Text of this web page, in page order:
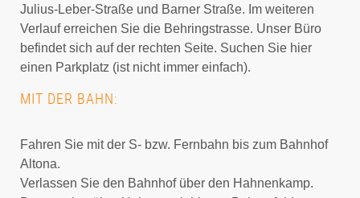
Julius-Leber-Straße und Barner Straße. Im weiteren
Verlauf erreichen Sie die Behringstrasse. Unser Büro
befindet sich auf der rechten Seite. Suchen Sie hier
einen Parkplatz (ist nicht immer einfach).
MIT DER BAHN:
Fahren Sie mit der S- bzw. Fernbahn bis zum Bahnhof
Altona.
Verlassen Sie den Bahnhof über den Hahnenkamp.